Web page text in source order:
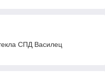
СПД Василец